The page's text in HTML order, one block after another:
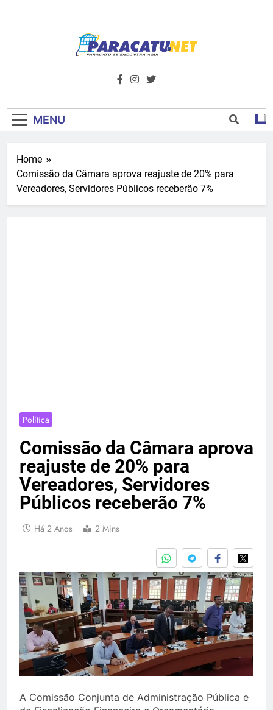
Paracatu.net –
Notícias E
Primeiro Do
Noroeste De
além de tudo sobre esportes e
MENU
Home
Comissão da Câmara aprova reajuste de 20% para
Vereadores, Servidores Públicos receberão 7%
Política
Comissão da Câmara aprova
reajuste de 20% para
Vereadores, Servidores
Públicos receberão 7%
Há 2 Anos 2 Mins
A Comissão Conjunta de Administração Pública e